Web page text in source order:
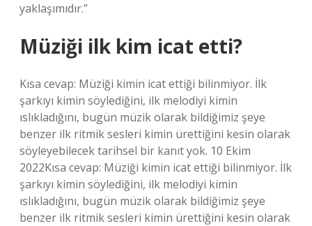
yaklaşımıdır.”
Müziği ilk kim icat etti?
Kısa cevap: Müziği kimin icat ettiği bilinmiyor. İlk
şarkıyı kimin söylediğini, ilk melodiyi kimin
ıslıkladığını, bugün müzik olarak bildiğimiz şeye
benzer ilk ritmik sesleri kimin ürettiğini kesin olarak
söyleyebilecek tarihsel bir kanıt yok. 10 Ekim
2022Kısa cevap: Müziği kimin icat ettiği bilinmiyor. İlk
şarkıyı kimin söylediğini, ilk melodiyi kimin
ıslıkladığını, bugün müzik olarak bildiğimiz şeye
benzer ilk ritmik sesleri kimin ürettiğini kesin olarak